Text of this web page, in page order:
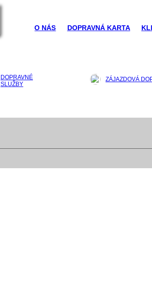
O NÁS DOPRAVNÁ KARTA
DOPRAVNÉ
SLUŽBY
ZÁJAZDOVÁ